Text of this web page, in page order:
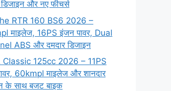
और नए फीचर्स
RTR 160 BS6 2026 –
माइलेज, 16PS इंजन पावर, Dual
ABS और दमदार डिजाइन
Classic 125cc 2026 – 11PS
60kmpl माइलेज और शानदार
के साथ बजट बाइक